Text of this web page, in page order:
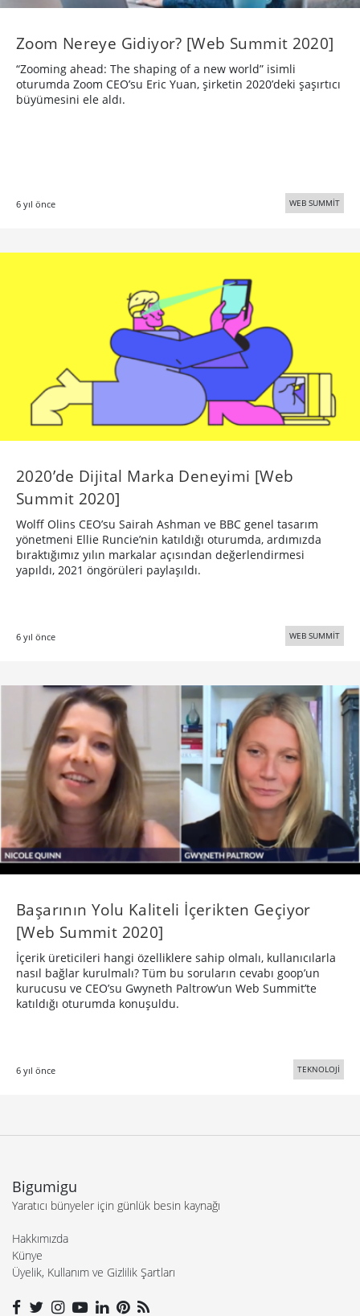
Zoom Nereye Gidiyor? [Web Summit 2020]
“Zooming ahead: The shaping of a new world” isimli
oturumda Zoom CEO’su Eric Yuan, şirketin 2020’deki şaşırtıcı
büyümesini ele aldı.
6 yıl önce WEB SUMMİT
2020’de Dijital Marka Deneyimi [Web
Summit 2020]
Wolff Olins CEO’su Sairah Ashman ve BBC genel tasarım
yönetmeni Ellie Runcie’nin katıldığı oturumda, ardımızda
bıraktığımız yılın markalar açısından değerlendirmesi
yapıldı, 2021 öngörüleri paylaşıldı.
6 yıl önce WEB SUMMİT
Başarının Yolu Kaliteli İçerikten Geçiyor
[Web Summit 2020]
İçerik üreticileri hangi özelliklere sahip olmalı, kullanıcılarla
nasıl bağlar kurulmalı? Tüm bu soruların cevabı goop’un
kurucusu ve CEO’su Gwyneth Paltrow’un Web Summit’te
katıldığı oturumda konuşuldu.
6 yıl önce TEKNOLOJİ
Bigumigu
Yaratıcı bünyeler için günlük besin kaynağı
Hakkımızda
Künye
Üyelik, Kullanım ve Gizlilik Şartları